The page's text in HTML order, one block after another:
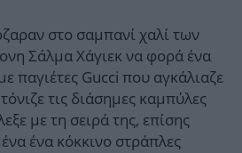
στο σαμπανί χαλί των
Σάλμα Χάγιεκ να φορά ένα
παγιέτες Gucci που αγκάλιαζε
τις διάσημες καμπύλες
με τη σειρά της, επίσης
ένα κόκκινο στράπλες